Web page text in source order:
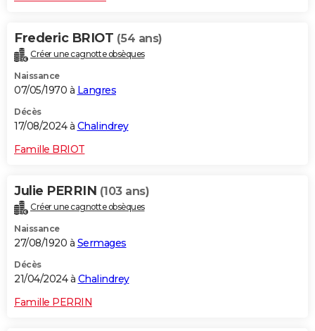
Frederic BRIOT (54 ans)
Créer une cagnotte obsèques
Naissance
07/05/1970 à Langres
Décès
17/08/2024 à Chalindrey
Famille BRIOT
Julie PERRIN (103 ans)
Créer une cagnotte obsèques
Naissance
27/08/1920 à Sermages
Décès
21/04/2024 à Chalindrey
Famille PERRIN